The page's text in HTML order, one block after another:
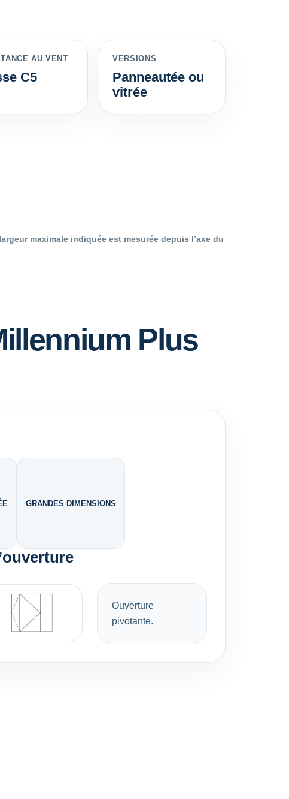
AU VENT
C5
VERSIONS
Panneautée ou
vitrée
maximale indiquée est mesurée depuis l’axe du
Plus
GRANDES DIMENSIONS
Ouverture
pivotante.